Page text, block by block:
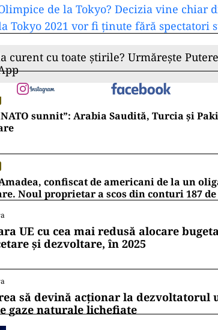
de la Tokyo? Decizia vine chiar
Tokyo 2021 vor fi ținute fără spectatori
curent cu toate știrile? Urmărește
sunnit”: Arabia Saudită, Turcia și
confiscat de americani de la un
Noul proprietar a scos din conturi 187
UE cu cea mai redusă alocare
și dezvoltare, în 2025
să devină acționar la dezvoltatorul
gaze naturale lichefiate